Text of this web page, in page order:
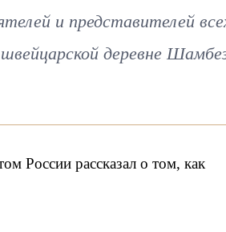
и представителей
деревне
России рассказал о том, как